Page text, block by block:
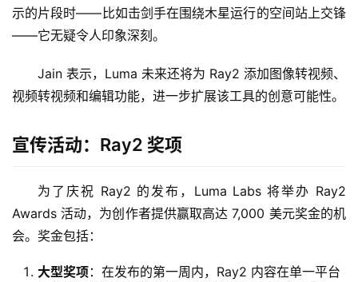
示的片段时——比如击剑手在围绕木星运行的空间站上交锋
——它无疑令人印象深刻。
Jain 表示，Luma 未来还将为 Ray2 添加图像转视频、
视频转视频和编辑功能，进一步扩展该工具的创意可能性。
宣传活动：Ray2 奖项
为了庆祝 Ray2 的发布，Luma Labs 将举办 Ray2
Awards 活动，为创作者提供赢取高达 7,000 美元奖金的机
会。奖金包括：
大型奖项：在发布的第一周内，Ray2 内容在单一平台